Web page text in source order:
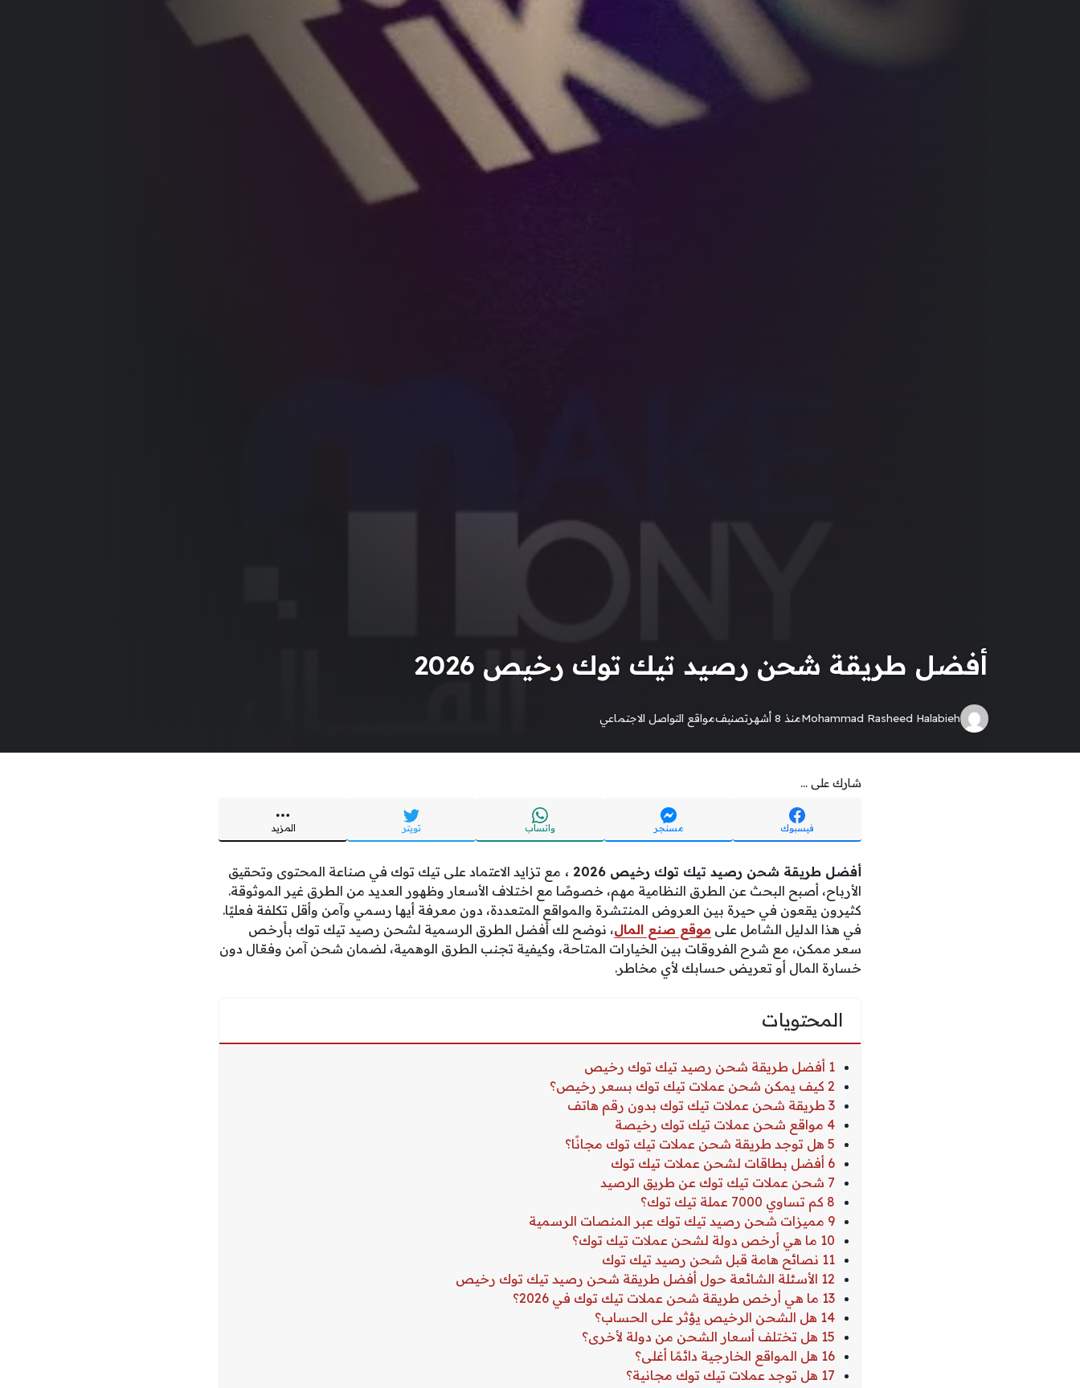
أفضل طريقة شحن رصيد تيك توك رخيص 2026
Mohammad Rasheed Halabiehمنذ 8 أشهر تصنيفمواقع التواصل الاجتماعي
شارك على ...
فيسبوك مسنجر واتساب تويتر المزيد
أفضل طريقة شحن رصيد تيك توك رخيص 2026 ،
مع تزايد الاعتماد على تيك توك في صناعة المحتوى وتحقيق
الأرباح، أصبح البحث عن الطرق النظامية مهم، خصوصًا مع اختلاف الأسعار وظهور العديد من الطرق غير الموثوقة.
كثيرون يقعون في حيرة بين العروض المنتشرة والمواقع المتعددة، دون معرفة أيها رسمي وآمن وأقل تكلفة فعليًا.
في هذا الدليل الشامل على موقع صنع المال، نوضح لك أفضل الطرق الرسمية لشحن رصيد تيك توك بأرخص
سعر ممكن، مع شرح الفروقات بين الخيارات المتاحة، وكيفية تجنب الطرق الوهمية، لضمان شحن آمن وفعّال دون
خسارة المال أو تعريض حسابك لأي مخاطر.
المحتويات
1 أفضل طريقة شحن رصيد تيك توك رخيص
2 كيف يمكن شحن عملات تيك توك بسعر رخيص؟
3 طريقة شحن عملات تيك توك بدون رقم هاتف
4 مواقع شحن عملات تيك توك رخيصة
5 هل توجد طريقة شحن عملات تيك توك مجانًا؟
6 أفضل بطاقات لشحن عملات تيك توك
7 شحن عملات تيك توك عن طريق الرصيد
8 كم تساوي 7000 عملة تيك توك؟
9 مميزات شحن رصيد تيك توك عبر المنصات الرسمية
10 ما هي أرخص دولة لشحن عملات تيك توك؟
11 نصائح هامة قبل شحن رصيد تيك توك
12 الأسئلة الشائعة حول أفضل طريقة شحن رصيد تيك توك رخيص
13 ما هي أرخص طريقة شحن عملات تيك توك في 2026؟
14 هل الشحن الرخيص يؤثر على الحساب؟
15 هل تختلف أسعار الشحن من دولة لأخرى؟
16 هل المواقع الخارجية دائمًا أغلى؟
17 هل توجد عملات تيك توك مجانية؟